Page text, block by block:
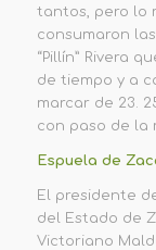
tantos, pero lo
consumaron
“Pillín” Rivera
de tiempo y a
marcar de 23.
con paso de la
Espuela de
El presidente
del Estado de
Victoriano